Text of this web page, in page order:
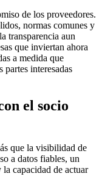
de los proveedores.
normas comunes y
transparencia aun
que inviertan ahora
a medida que
interesadas
el socio
que la visibilidad de
a datos fiables, un
capacidad de actuar